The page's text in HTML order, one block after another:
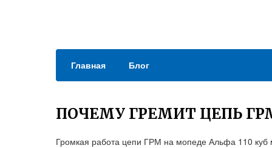
Главная Блог
ПОЧЕМУ ГРЕМИТ ЦЕПЬ
Громкая работа цепи ГРМ на мопеде Альфа 110